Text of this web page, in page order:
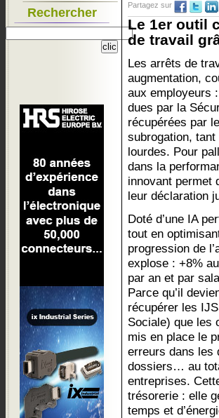
Rechercher
Partagez sur
Le 1er outil
de travail
Les arrêts de
augmentation,
aux employeurs
dues par la
récupérées par
subrogation,
lourdes. Pour
dans la
innovant permet
leur déclaration
Doté d’une IA
tout en
progression de
explose : +8%
par an et par
Parce qu’il
récupérer les
Sociale) que les
mis en place le
erreurs dans les
dossiers… au
entreprises.
trésorerie : elle
temps et